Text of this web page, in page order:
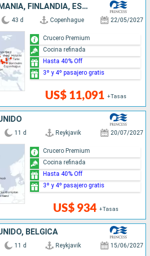
DINAMARCA, ALEMANIA, FINLANDIA, ESTONIA, SUECIA, POLONIA, NORUEGA, ISLANDIA, BÉLGICA, CANADÁ, IRLANDA, REINO UNIDO
43 d Copenhague 22/05/2027
US$ 11,091 +Tasas
Crucero Premium
Cocina refinada
Hasta 40% Off
3º y 4º pasajero gratis
11 d Reykjavik 20/07/2027
US$ 934 +Tasas
Crucero Premium
Cocina refinada
Hasta 40% Off
3º y 4º pasajero gratis
BÉLGICA
11 d Reykjavik 15/06/2027